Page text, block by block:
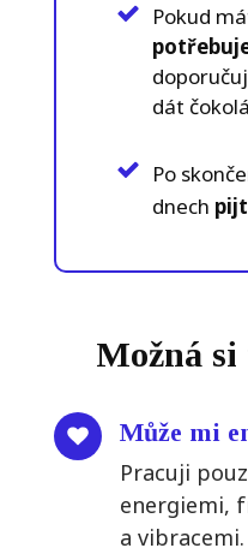
Pokud
dát
Po
dnech
Možná
Může mi
Pracuji
energiemi,
a